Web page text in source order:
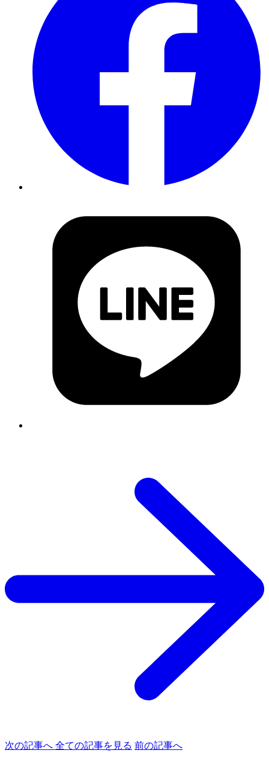
次の記事へ 全ての記事を見る 前の記事へ